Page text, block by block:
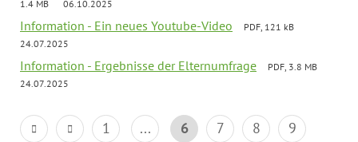
1.4 MB
06.10.2025
Information - Ein neues Youtube-Video
PDF, 121 kB
24.07.2025
Information - Ergebnisse der Elternumfrage
PDF, 3.8 MB
24.07.2025
1 ... 6 7 8
9